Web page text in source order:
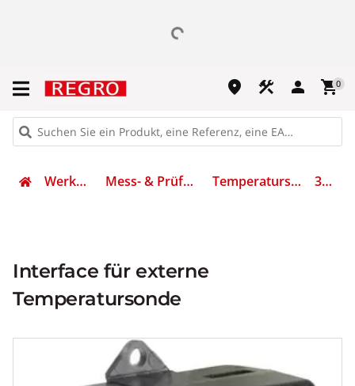
place construction person shopping_cart0
Werkzeug Mess- & Prüfgeräte Temperatursonde 3454
Interface für externe
Temperatursonde